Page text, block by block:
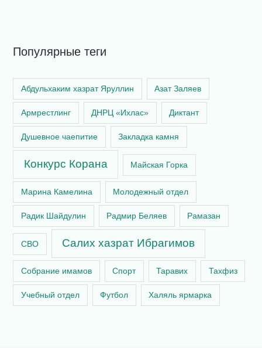
Популярные теги
Абдульхаким хазрат Яруллин Азат Заляев
Армрестлинг ДНРЦ «Ихлас» Диктант
Душевное чаепитие Закладка камня
Конкурс Корана Майская Горка
Марина Камелина Молодежный отдел
Радик Шайдулин Радмир Беляев Рамазан
СВО Салих хазрат Ибрагимов
Собрание имамов Спорт Таравих Тахфиз
Учебный отдел Футбол Халяль ярмарка